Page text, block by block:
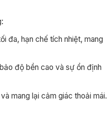
đa, hạn chế tích nhiệt, mang
độ bền cao và sự ổn định
mang lại cảm giác thoải mái.